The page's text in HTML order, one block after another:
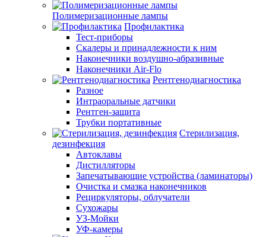
Полимеризационные лампы
Профилактика
Тест-приборы
Скалеры и принадлежности к ним
Наконечники воздушно-абразивные
Наконечники Air-Flo
Рентгенодиагностика
Разное
Интраоральные датчики
Рентген-защита
Трубки портативные
Стерилизация,
дезинфекция
Автоклавы
Дистилляторы
Запечатывающие устройства (ламинаторы)
Очистка и смазка наконечников
Рециркуляторы, облучатели
Сухожары
УЗ-Мойки
УФ-камеры